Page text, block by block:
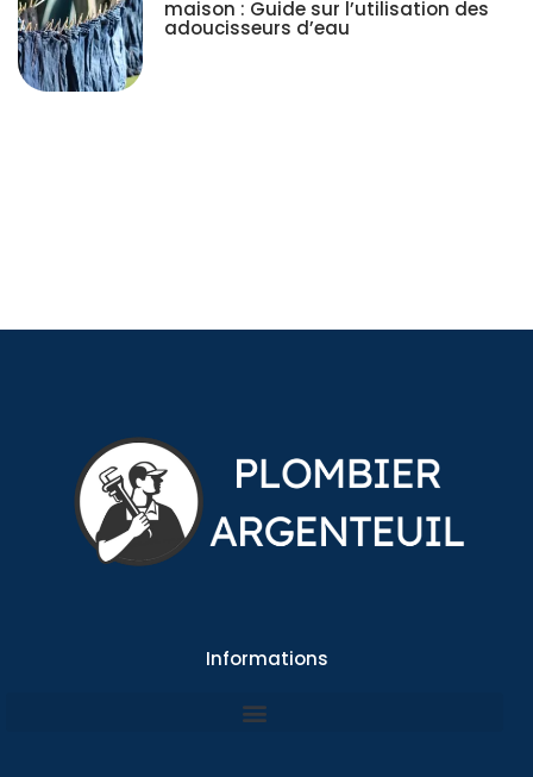
maison : Guide sur l’utilisation des
adoucisseurs d’eau
Informations